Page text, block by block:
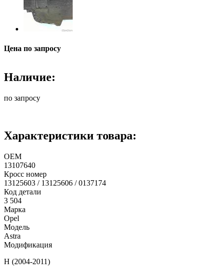
Цена по запросу
Наличие:
по запросу
Характеристики товара:
ОЕМ
13107640
Кросс номер
13125603 / 13125606 / 0137174
Код детали
3 504
Марка
Opel
Модель
Astra
Модификация
H (2004-2011)